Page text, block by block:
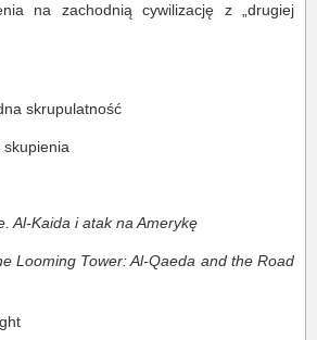
na zachodnią cywilizację z „drugiej
skrupulatność
Al-Kaida i atak na Amerykę
Looming Tower: Al-Qaeda and the Road